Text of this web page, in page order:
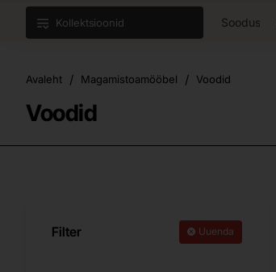
Kollektsioonid Soodus
Voodid
AvalehthomeMagamistoamööbel Voodid
Filter Uuenda